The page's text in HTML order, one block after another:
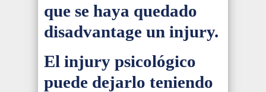
que se haya quedado
disadvantage un injury.
El injury psicológico
puede dejarlo teniendo